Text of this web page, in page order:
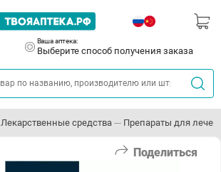
Ваша аптека:
Выберите способ получения заказа
Лекарственные средства Препараты для
Поделиться